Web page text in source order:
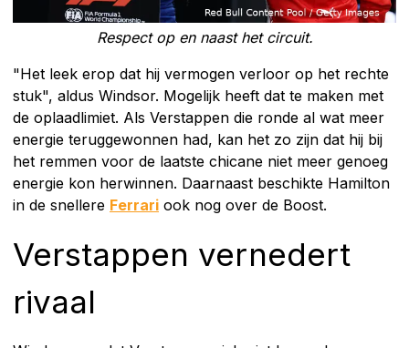
Respect op en naast het circuit.
"Het leek erop dat hij vermogen verloor op het rechte
stuk", aldus Windsor. Mogelijk heeft dat te maken met
de oplaadlimiet. Als Verstappen die ronde al wat meer
energie teruggewonnen had, kan het zo zijn dat hij bij
het remmen voor de laatste chicane niet meer genoeg
energie kon herwinnen. Daarnaast beschikte Hamilton
in de snellere Ferrari ook nog over de Boost.
Verstappen vernedert
rivaal